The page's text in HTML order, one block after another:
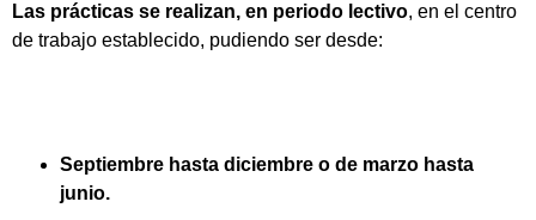
Las prácticas se realizan, en periodo lectivo, en el centro
de trabajo establecido, pudiendo ser desde:
Septiembre hasta diciembre o de marzo hasta
junio.